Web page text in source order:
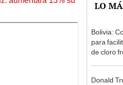
LO
Bolivia:
para
de cloro
Donald